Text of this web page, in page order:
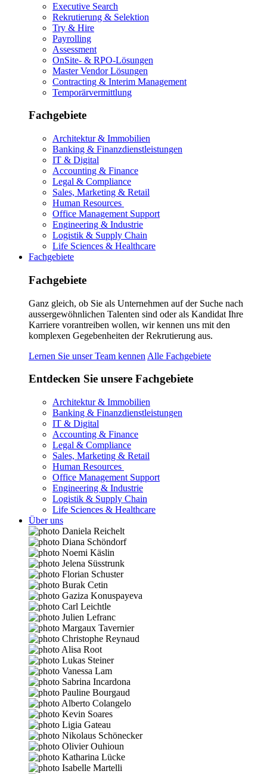
Executive Search
Rekrutierung & Selektion
Try & Hire
Payrolling
Assessment
OnSite- & RPO-Lösungen
Master Vendor Lösungen
Contracting & Interim Management
Temporärvermittlung
Fachgebiete
Architektur & Immobilien
Banking & Finanzdienstleistungen
IT & Digital
Accounting & Finance
Legal & Compliance
Sales, Marketing & Retail
Human Resources
Office Management Support
Engineering & Industrie
Logistik & Supply Chain
Life Sciences & Healthcare
Fachgebiete
Fachgebiete
Ganz gleich, ob Sie als Unternehmen auf der Suche nach
aussergewöhnlichen Talenten sind oder als Kandidat Ihre
Karriere vorantreiben wollen, wir kennen uns mit den
komplexen Gegebenheiten der Rekrutierung aus.
Lernen Sie unser Team kennen Alle Fachgebiete
Entdecken Sie unsere Fachgebiete
Architektur & Immobilien
Banking & Finanzdienstleistungen
IT & Digital
Accounting & Finance
Legal & Compliance
Sales, Marketing & Retail
Human Resources
Office Management Support
Engineering & Industrie
Logistik & Supply Chain
Life Sciences & Healthcare
Über uns